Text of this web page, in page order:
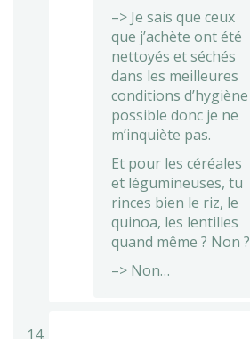
–> Je sais que ceux
que j’achète ont été
nettoyés et séchés
dans les meilleures
conditions d’hygiène
possible donc je ne
m’inquiète pas.
Et pour les céréales
et légumineuses, tu
rinces bien le riz, le
quinoa, les lentilles
quand même ? Non ?
–> Non…